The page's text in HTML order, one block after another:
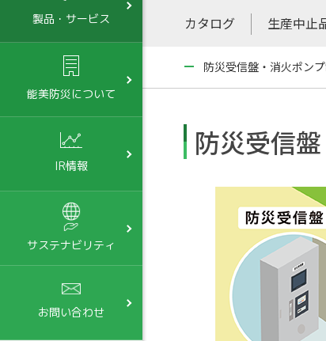
製品・サービス
能美防災について
IR情報
サステナビリティ
お問い合わせ
カタログ
生産中止
防災受信盤・消火ポン
防災受信